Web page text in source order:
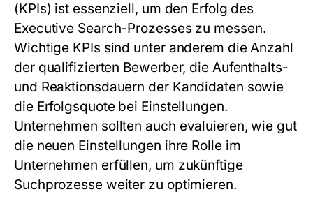
(KPIs) ist essenziell, um den Erfolg des
Executive Search-Prozesses zu messen.
Wichtige KPIs sind unter anderem die Anzahl
der qualifizierten Bewerber, die Aufenthalts-
und Reaktionsdauern der Kandidaten sowie
die Erfolgsquote bei Einstellungen.
Unternehmen sollten auch evaluieren, wie gut
die neuen Einstellungen ihre Rolle im
Unternehmen erfüllen, um zukünftige
Suchprozesse weiter zu optimieren.